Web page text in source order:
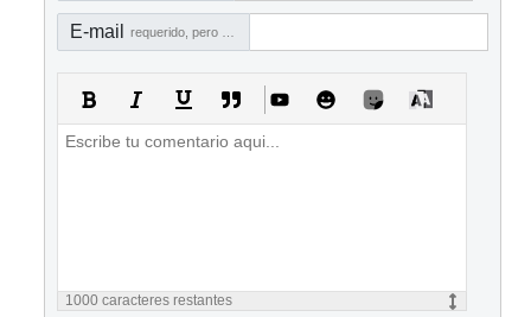
E-mail
1000 caracteres restantes